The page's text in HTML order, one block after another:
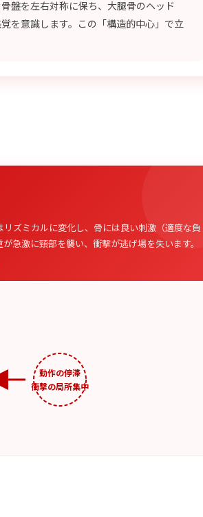
盤を左右対称に保ち、大腿骨のヘッド
を意識します。この「構造的中心」で立
ズミカルに変化し、骨には良い刺激（適度な負
急激に頸部を襲い、衝撃が逃げ場を失います。
動作の停滞
衝撃の局所集中